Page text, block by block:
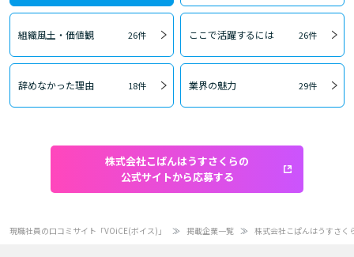
組織風土・価値観 26件 ここで活躍するには 26件
辞めなかった理由 18件 業界の魅力 29件
株式会社こぱんはうすさくらの
公式サイトから応募する
現職社員の口コミサイト「VOiCE(ボイス)」 掲載企業一覧 株式会社こぱんはうすさく